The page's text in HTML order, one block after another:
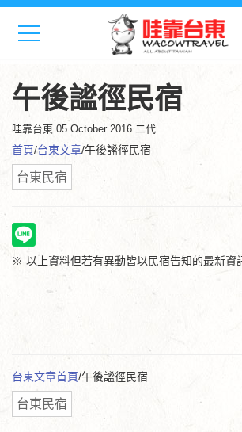
午後謐徑民宿
哇靠台東 05 October 2016 二代
首頁/台東文章/午後謐徑民宿
台東民宿
※ 以上資料但若有異動皆以民宿告知的最新資
台東文章首頁/午後謐徑民宿
台東民宿